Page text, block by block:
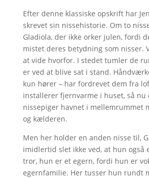
Efter denne klassiske opskrift har
skrevet sin nissehistorie. Om to
Gladiola, der ikke orker julen, fordi
mistet deres betydning som nisser.
at vide hvorfor. I stedet tumler de
er ved at blive sat i stand.
kun hører – har fordrevet dem fra
installerer fjernvarme i huset, så nu
nissepiger havnet i mellemrummet
og kælderen.
Men her holder en anden nisse til,
imidlertid slet ikke ved, at hun også
tror, hun er et egern, fordi hun er
egernfamilie. Her tusser hun rundt